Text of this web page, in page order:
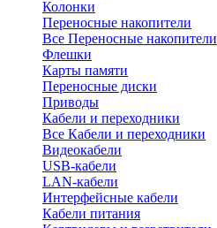
Колонки
Переносные накопители
Все Переносные накопители
Флешки
Карты памяти
Переносные диски
Приводы
Кабели и переходники
Все Кабели и переходники
Видеокабели
USB-кабели
LAN-кабели
Интерфейсные кабели
Кабели питания